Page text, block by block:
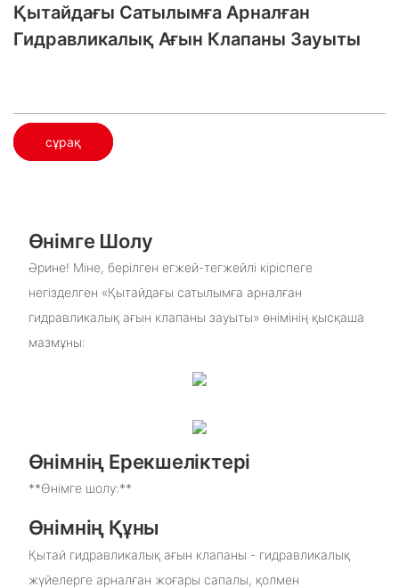
Қытайдағы Сатылымға Арналған
Гидравликалық Ағын Клапаны Зауыты
сұрақ
Өнімге Шолу
Әрине! Міне, берілген егжей-тегжейлі кіріспеге
негізделген «Қытайдағы сатылымға арналған
гидравликалық ағын клапаны зауыты» өнімінің қысқаша
мазмұны:
Өнімнің Ерекшеліктері
**Өнімге шолу:**
Өнімнің Құны
Қытай гидравликалық ағын клапаны - гидравликалық
жүйелерге арналған жоғары сапалы, қолмен